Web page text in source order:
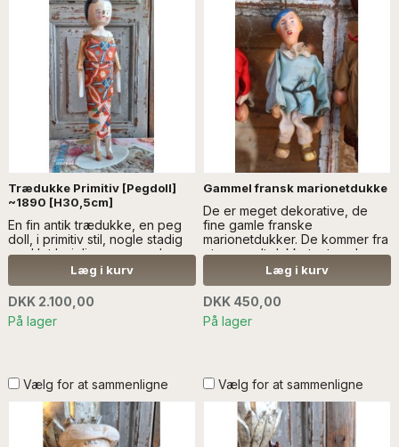
Trædukke Primitiv [Pegdoll]
~1890 [H30,5cm]
En fin antik trædukke, en peg
doll, i primitiv stil, nogle stadig
med let bøjelige arme og ben -
læs mere SÆLGES UDEN
ANDRE GENSTANDE OG
DEKORATION
Læg i kurv
DKK 2.100,00
På lager
Gammel fransk marionetdukke
De er meget dekorative, de
fine gamle franske
marionetdukker. De kommer fra
et gammelt dukketeater - Læs
mere SÆLGES UDEN ANDEN
DEKORATION/DUKKER
Læg i kurv
DKK 450,00
På lager
Vælg for at sammenligne Vælg for at sammenligne